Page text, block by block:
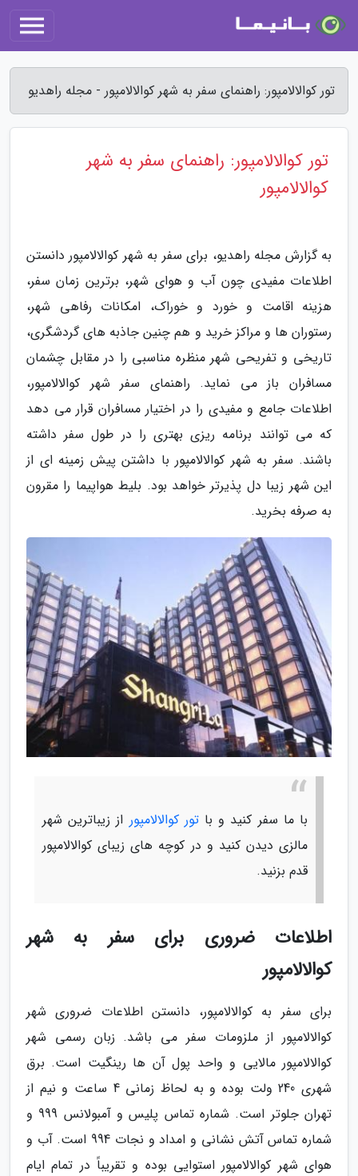
تور کوالالامپور: راهنمای سفر به شهر کوالالامپور - مجله راهدیو
تور کوالالامپور: راهنمای سفر به شهر
کوالالامپور
به گزارش مجله راهدیو، برای سفر به شهر کوالالامپور دانستن
اطلاعات مفیدی چون آب و هوای شهر، برترین زمان سفر،
هزینه اقامت و خورد و خوراک، امکانات رفاهی شهر،
رستوران ها و مراکز خرید و هم چنین جاذبه های گردشگری،
تاریخی و تفریحی شهر منظره مناسبی را در مقابل چشمان
مسافران باز می نماید. راهنمای سفر شهر کوالالامپور،
اطلاعات جامع و مفیدی را در اختیار مسافران قرار می دهد
که می توانند برنامه ریزی بهتری را در طول سفر داشته
باشند. سفر به شهر کوالالامپور با داشتن پیش زمینه ای از
این شهر زیبا دل پذیرتر خواهد بود. بلیط هواپیما را مقرون
به صرفه بخرید.
با ما سفر کنید و باتور کوالالامپور از زیباترین شهر
مالزی دیدن کنید و در کوچه های زیبای کوالالامپور
قدم بزنید.
اطلاعات ضروری برای سفر به شهر
کوالالامپور
برای سفر به کوالالامپور، دانستن اطلاعات ضروری شهر
کوالالامپور از ملزومات سفر می باشد. زبان رسمی شهر
کوالالامپور مالایی و واحد پول آن ها رینگیت است. برق
شهری 240 ولت بوده و به لحاظ زمانی 4 ساعت و نیم از
تهران جلوتر است. شماره تماس پلیس و آمبولانس 999 و
شماره تماس آتش نشانی و امداد و نجات 994 است. آب و
هوای شهر کوالالامپور استوایی بوده و تقریباً در تمام ایام